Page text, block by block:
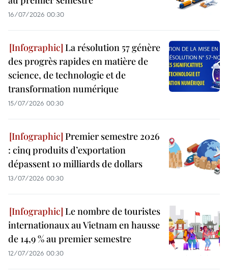
16/07/2026 00:30
La résolution 57 génère
des progrès rapides en matière de
science, de technologie et de
transformation numérique
15/07/2026 00:30
Premier semestre 2026
: cinq produits d’exportation
dépassent 10 milliards de dollars
13/07/2026 00:30
Le nombre de touristes
internationaux au Vietnam en hausse
de 14,9 % au premier semestre
12/07/2026 00:30